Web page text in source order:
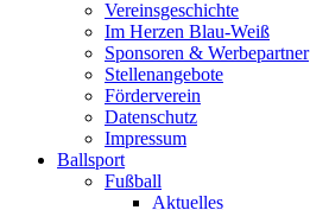
Vereinsgeschichte
Im Herzen Blau-Weiß
Sponsoren & Werbepartner
Stellenangebote
Förderverein
Datenschutz
Impressum
Ballsport
Fußball
Aktuelles